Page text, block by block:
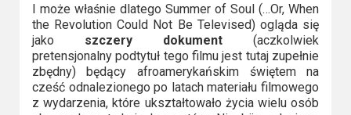
I może właśnie dlatego Summer of Soul (…Or, When
the Revolution Could Not Be Televised) ogląda się
jako szczery dokument (aczkolwiek
pretensjonalny podtytuł tego filmu jest tutaj zupełnie
zbędny) będący afroamerykańskim świętem na
cześć odnalezionego po latach materiału filmowego
z wydarzenia, które ukształtowało życia wielu osób